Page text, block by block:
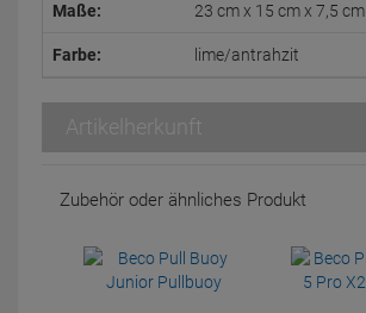
Maße: 23 cm x 15 cm x 7,5 cm
Farbe: lime/antrahzit
Artikelherkunft
Zubehör oder ähnliches Produkt